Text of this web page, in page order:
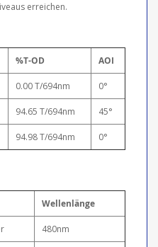
erreichen.
%T-OD AOI
0.00 T/694nm 0°
94.65 T/694nm 45°
94.98 T/694nm 0°
Wellenlänge
480nm